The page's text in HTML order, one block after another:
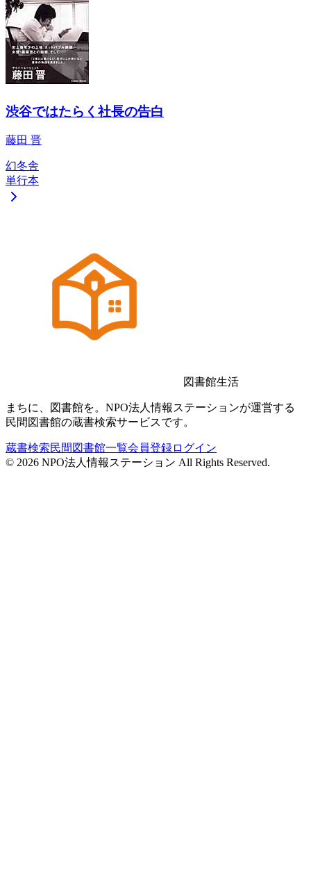
渋谷ではたらく社長の告白
藤田 晋
幻冬舎
単行本
図書館生活
まちに、図書館を。NPO法人情報ステーションが運営する
民間図書館の蔵書検索サービスです。
蔵書検索民間図書館一覧会員登録ログイン
© 2026 NPO法人情報ステーション All Rights Reserved.